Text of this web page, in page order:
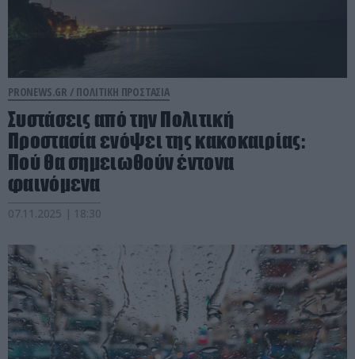
PRONEWS.GR / ΠΟΛΙΤΙΚΗ ΠΡΟΣΤΑΣΙΑ
Συστάσεις από την Πολιτική
Προστασία ενόψει της κακοκαιρίας:
Πού θα σημειωθούν έντονα
φαινόμενα
07.11.2025 | 18:30